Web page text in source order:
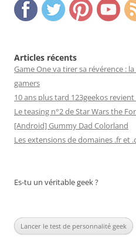
Articles récents
Game One va tirer sa révérence :
gamers
10 ans plus tard 123geekos revient
Le teasing n°2 de Star Wars the
[Android] Gummy Dad Colorland
Les extensions de domaines .fr et
Es-tu un véritable geek ?
Lancer le test de personnalité geek